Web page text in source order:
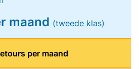
maand (tweede klas)
per maand